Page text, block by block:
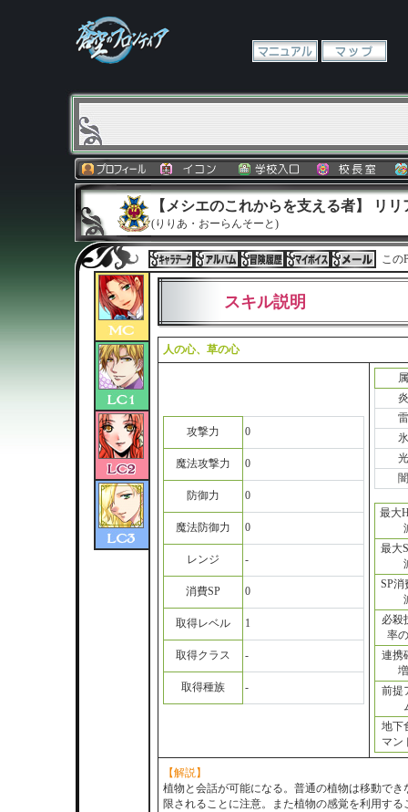
【メシエのこれからを支える者】 リ
(りりあ・おーらんそーと)
この
スキル説明
人の心、草の心
攻撃力 0
魔法攻撃力 0
防御力 0
魔法防御力 0
レンジ -
消費SP 0
取得レベル 1
取得クラス -
取得種族 -
最大
最大
SP消
必殺
率
連携
前提
地下
マン
【解説】
植物と会話が可能になる。普通の植物は移動で
限されることに注意。また植物の感覚を利用す